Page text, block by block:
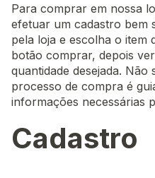
Para comprar em nossa
efetuar um cadastro bem
pela loja e escolha o item
botão comprar, depois
quantidade desejada.
processo de compra é
informações necessárias
Cadastro